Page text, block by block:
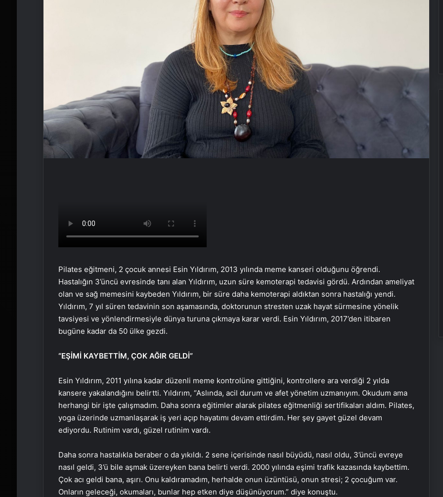
Pilates eğitmeni, 2 çocuk annesi Esin Yıldırım, 2013 yılında meme kanseri olduğunu öğrendi.
Hastalığın 3’üncü evresinde tanı alan Yıldırım, uzun süre kemoterapi tedavisi gördü. Ardından ameliyat
olan ve sağ memesini kaybeden Yıldırım, bir süre daha kemoterapi aldıktan sonra hastalığı yendi.
Yıldırım, 7 yıl süren tedavinin son aşamasında, doktorunun stresten uzak hayat sürmesine yönelik
tavsiyesi ve yönlendirmesiyle dünya turuna çıkmaya karar verdi. Esin Yıldırım, 2017’den itibaren
bugüne kadar da 50 ülke gezdi.
“EŞİMİ KAYBETTİM, ÇOK AĞIR GELDİ”
Esin Yıldırım, 2011 yılına kadar düzenli meme kontrolüne gittiğini, kontrollere ara verdiği 2 yılda
kansere yakalandığını belirtti. Yıldırım, “Aslında, acil durum ve afet yönetim uzmanıyım. Okudum ama
herhangi bir işte çalışmadım. Daha sonra eğitimler alarak pilates eğitmenliği sertifikaları aldım. Pilates,
yoga üzerinde uzmanlaşarak iş yeri açıp hayatımı devam ettirdim. Her şey gayet güzel devam
ediyordu. Rutinim vardı, güzel rutinim vardı.
Daha sonra hastalıkla beraber o da yıkıldı. 2 sene içerisinde nasıl büyüdü, nasıl oldu, 3’üncü evreye
nasıl geldi, 3’ü bile aşmak üzereyken bana belirti verdi. 2000 yılında eşimi trafik kazasında kaybettim.
Çok acı geldi bana, aşırı. Onu kaldıramadım, herhalde onun üzüntüsü, onun stresi; 2 çocuğum var.
Onların geleceği, okumaları, bunlar hep etken diye düşünüyorum.” diye konuştu.